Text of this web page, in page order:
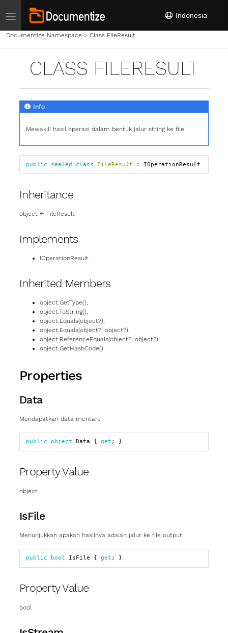
Toggle navigation Indonesia
Documentize Namespace > Class FileResult
CLASS FILERESULT
Info
Mewakili hasil operasi dalam bentuk jalur string ke file.
public sealed class FileResult : IOperationResult
Inheritance
object← FileResult
Implements
IOperationResult
Inherited Members
object.GetType(),
object.ToString(),
object.Equals(object?),
object.Equals(object?, object?),
object.ReferenceEquals(object?, object?),
object.GetHashCode()
Properties
Data
Mendapatkan data mentah.
public object Data { get ; }
Property Value
object
IsFile
Menunjukkan apakah hasilnya adalah jalur ke file output.
public bool IsFile { get ; }
Property Value
bool